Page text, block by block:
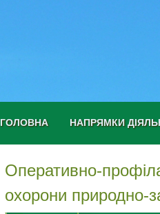
ГОЛОВНА НАПРЯМКИ
Оперативно-
охорони природно-